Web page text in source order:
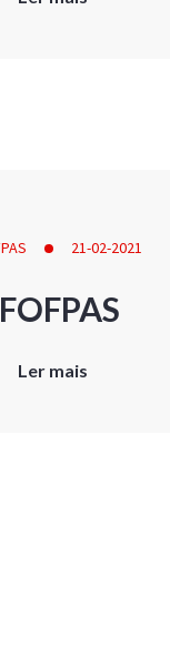
21-02-2021
Ler mais